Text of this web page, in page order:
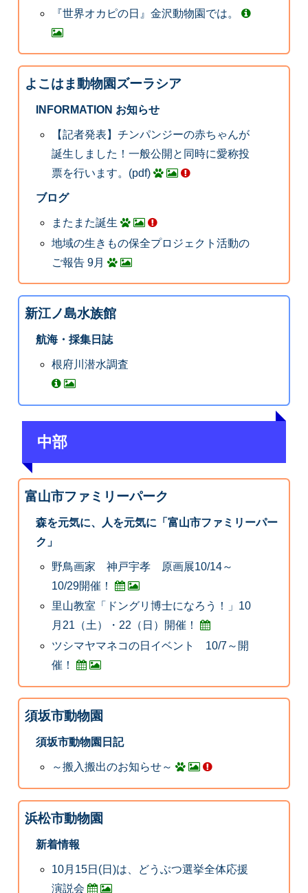
『世界オカピの日』金沢動物園では。
よこはま動物園ズーラシア
INFORMATION お知らせ
【記者発表】チンパンジーの赤ちゃんが
誕生しました！一般公開と同時に愛称投
票を行います。(pdf)
ブログ
またまた誕生
地域の生きもの保全プロジェクト活動の
ご報告 9月
新江ノ島水族館
航海・採集日誌
根府川潜水調査
中部
富山市ファミリーパーク
森を元気に、人を元気に「富山市ファミリーパー
ク」
野鳥画家 神戸宇孝 原画展10/14～
10/29開催！
里山教室「ドングリ博士になろう！」10
月21（土）・22（日）開催！
ツシマヤマネコの日イベント 10/7～開
催！
須坂市動物園
須坂市動物園日記
～搬入搬出のお知らせ～
浜松市動物園
新着情報
10月15日(日)は、どうぶつ選挙全体応援
演説会